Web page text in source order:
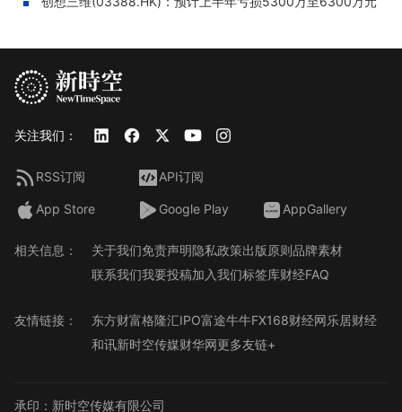
关注我们：
RSS订阅 API订阅
App Store Google Play AppGallery
相关信息： 关于我们免责声明隐私政策出版原则品牌素材
联系我们我要投稿加入我们标签库财经FAQ
友情链接： 东方财富格隆汇IPO富途牛牛FX168财经网乐居财经
和讯新时空传媒财华网更多友链+
承印：新时空传媒有限公司